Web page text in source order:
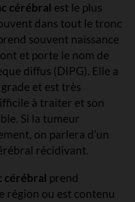
cérébral est le plus
dans tout le tronc
souvent naissance
et porte le nom de
diffus (DIPG). Elle a
et est très
à traiter et son
Si la tumeur
on parlera d’un
récidivant.
cérébral prend
région ou est contenu